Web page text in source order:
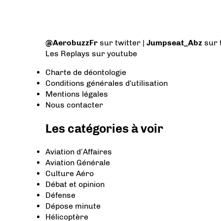
@AerobuzzFr sur twitter | Jumpseat_Abz sur
Les Replays sur youtube
Charte de déontologie
Conditions générales d'utilisation
Mentions légales
Nous contacter
Les catégories à voir
Aviation d’Affaires
Aviation Générale
Culture Aéro
Débat et opinion
Défense
Dépose minute
Hélicoptère